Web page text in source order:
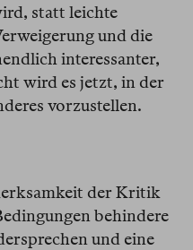
statt leichte
und die
interessanter,
wird es jetzt, in der
vorzustellen.
der Kritik
behindere
und eine